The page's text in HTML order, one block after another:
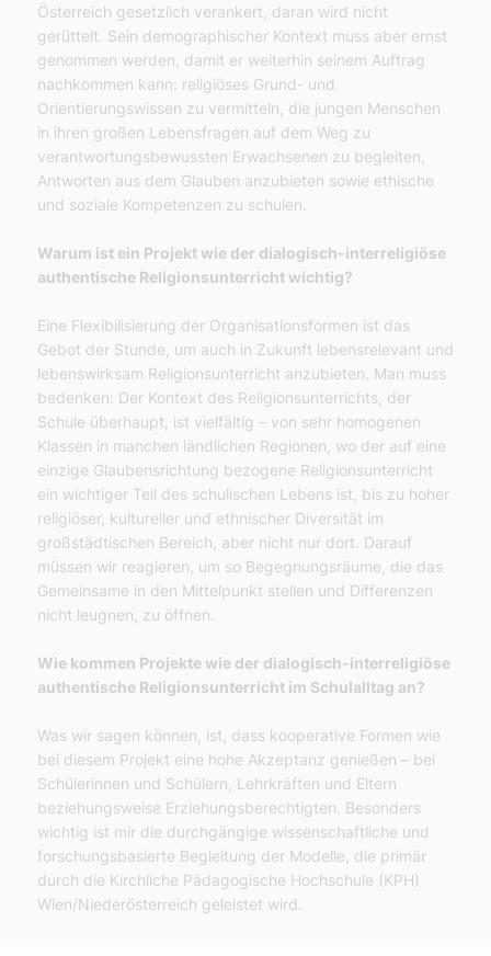
Österreich gesetzlich verankert, daran wird nicht
gerüttelt. Sein demographischer Kontext muss aber ernst
genommen werden, damit er weiterhin seinem Auftrag
nachkommen kann: religiöses Grund- und
Orientierungswissen zu vermitteln, die jungen Menschen
in ihren großen Lebensfragen auf dem Weg zu
verantwortungsbewussten Erwachsenen zu begleiten,
Antworten aus dem Glauben anzubieten sowie ethische
und soziale Kompetenzen zu schulen.
Warum ist ein Projekt wie der dialogisch-interreligiöse
authentische Religionsunterricht wichtig?
Eine Flexibilisierung der Organisationsformen ist das
Gebot der Stunde, um auch in Zukunft lebensrelevant und
lebenswirksam Religionsunterricht anzubieten. Man muss
bedenken: Der Kontext des Religionsunterrichts, der
Schule überhaupt, ist vielfältig – von sehr homogenen
Klassen in manchen ländlichen Regionen, wo der auf eine
einzige Glaubensrichtung bezogene Religionsunterricht
ein wichtiger Teil des schulischen Lebens ist, bis zu hoher
religiöser, kultureller und ethnischer Diversität im
großstädtischen Bereich, aber nicht nur dort. Darauf
müssen wir reagieren, um so Begegnungsräume, die das
Gemeinsame in den Mittelpunkt stellen und Differenzen
nicht leugnen, zu öffnen.
Wie kommen Projekte wie der dialogisch-interreligiöse
authentische Religionsunterricht im Schulalltag an?
Was wir sagen können, ist, dass kooperative Formen wie
bei diesem Projekt eine hohe Akzeptanz genießen – bei
Schülerinnen und Schülern, Lehrkräften und Eltern
beziehungsweise Erziehungsberechtigten. Besonders
wichtig ist mir die durchgängige wissenschaftliche und
forschungsbasierte Begleitung der Modelle, die primär
durch die Kirchliche Pädagogische Hochschule (KPH)
Wien/Niederösterreich geleistet wird.